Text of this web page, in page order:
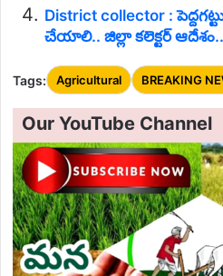
District collector :
చేయాలి.. జిల్లా కలెక్టర్
Tags: Agricultural BREAKING
Our YouTube Channel